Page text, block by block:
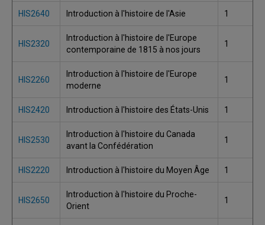
HIS2640 Introduction à l'histoire de l'Asie 1
HIS2320
Introduction à l'histoire de l'Europe
contemporaine de 1815 à nos jours
1
HIS2260
Introduction à l'histoire de l'Europe
moderne
1
HIS2420 Introduction à l'histoire des États-Unis 1
HIS2530
Introduction à l'histoire du Canada
avant la Confédération
1
HIS2220 Introduction à l'histoire du Moyen Âge 1
HIS2650
Introduction à l'histoire du Proche-
Orient
1